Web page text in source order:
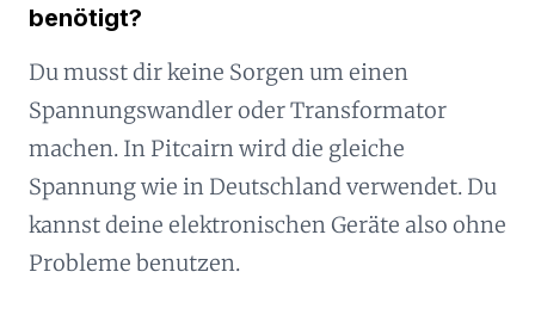
benötigt?
Du musst dir keine Sorgen um einen
Spannungswandler oder Transformator
machen. In Pitcairn wird die gleiche
Spannung wie in Deutschland verwendet. Du
kannst deine elektronischen Geräte also ohne
Probleme benutzen.